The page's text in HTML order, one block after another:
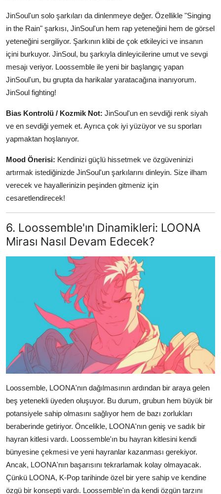
JinSoul'un solo şarkıları da dinlenmeye değer. Özellikle "Singing
in the Rain" şarkısı, JinSoul'un hem rap yeteneğini hem de görsel
yeteneğini sergiliyor. Şarkının klibi de çok etkileyici ve insanın
içini burkuyor. JinSoul, bu şarkıyla dinleyicilerine umut ve sevgi
mesajı veriyor. Loossemble ile yeni bir başlangıç yapan
JinSoul'un, bu grupta da harikalar yaratacağına inanıyorum.
JinSoul fighting!
Bias Kontrolü / Kozmik Not: JinSoul'un en sevdiği renk siyah
ve en sevdiği yemek et. Ayrıca çok iyi yüzüyor ve su sporları
yapmaktan hoşlanıyor.
Mood Önerisi: Kendinizi güçlü hissetmek ve özgüveninizi
artırmak istediğinizde JinSoul'un şarkılarını dinleyin. Size ilham
verecek ve hayallerinizin peşinden gitmeniz için
cesaretlendirecek!
6. Loossemble'ın Dinamikleri: LOONA
Mirası Nasıl Devam Edecek?
Loossemble, LOONA'nın dağılmasının ardından bir araya gelen
beş yetenekli üyeden oluşuyor. Bu durum, grubun hem büyük bir
potansiyele sahip olmasını sağlıyor hem de bazı zorlukları
beraberinde getiriyor. Öncelikle, LOONA'nın geniş ve sadık bir
hayran kitlesi vardı. Loossemble'ın bu hayran kitlesini kendi
bünyesine çekmesi ve yeni hayranlar kazanması gerekiyor.
Ancak, LOONA'nın başarısını tekrarlamak kolay olmayacak.
Çünkü LOONA, K-Pop tarihinde özel bir yere sahip ve kendine
özgü bir konsepti vardı. Loossemble'ın da kendi özgün tarzını